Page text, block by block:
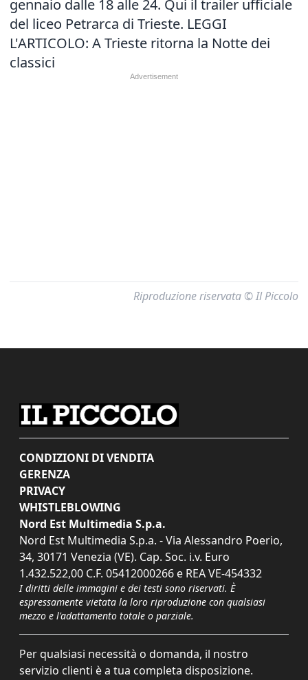
gennaio dalle 18 alle 24. Qui il trailer ufficiale
del liceo Petrarca di Trieste. LEGGI
L'ARTICOLO: A Trieste ritorna la Notte dei
classici
Riproduzione riservata © Il Piccolo
CONDIZIONI DI VENDITA
GERENZA
PRIVACY
WHISTLEBLOWING
Nord Est Multimedia S.p.a.
Nord Est Multimedia S.p.a. - Via Alessandro Poerio,
34, 30171 Venezia (VE). Cap. Soc. i.v. Euro
1.432.522,00 C.F. 05412000266 e REA VE-454332
I diritti delle immagini e dei testi sono riservati. È
espressamente vietata la loro riproduzione con qualsiasi
mezzo e l'adattamento totale o parziale.
Per qualsiasi necessità o domanda, il nostro
servizio clienti è a tua completa disposizione.